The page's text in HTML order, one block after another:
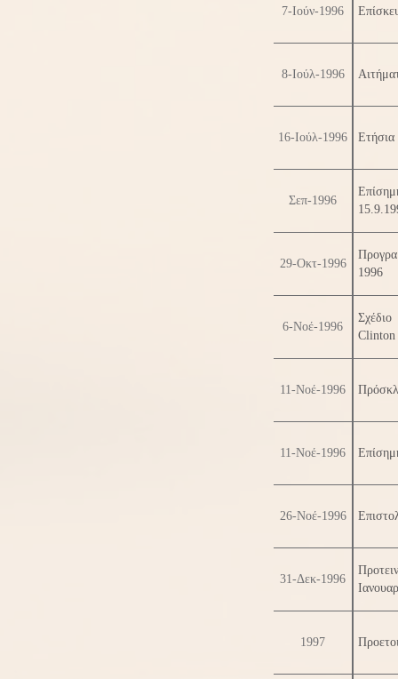
7-Ιούν-1996
8-Ιούλ-1996
16-Ιούλ-1996
Σεπ-1996
29-Οκτ-1996
1996
6-Νοέ-1996
Clinton
11-Νοέ-1996
11-Νοέ-1996
26-Νοέ-1996
31-Δεκ-1996
1997